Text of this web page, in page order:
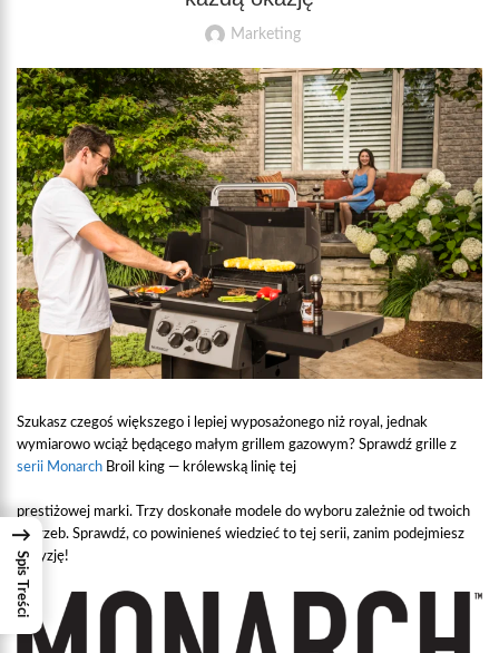
Marketing
Szukasz czegoś większego i lepiej wyposażonego niż royal, jednak
wymiarowo wciąż będącego małym grillem gazowym? Sprawdź grille z
serii Monarch Broil king — królewską linię tej
prestiżowej marki. Trzy doskonałe modele do wyboru zależnie od twoich
potrzeb. Sprawdź, co powinieneś wiedzieć to tej serii, zanim podejmiesz
decyzję!
→
Spis Treści